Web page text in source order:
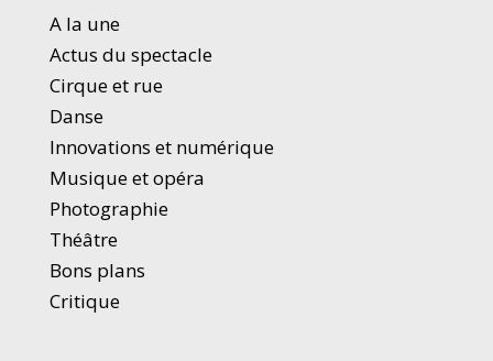
A la une
Actus du spectacle
Cirque et rue
Danse
Innovations et numérique
Musique et opéra
Photographie
Théâtre
Bons plans
Critique